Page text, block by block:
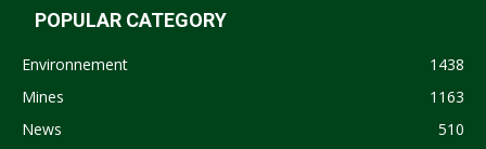
POPULAR CATEGORY
Environnement
1438
Mines
1163
News
510